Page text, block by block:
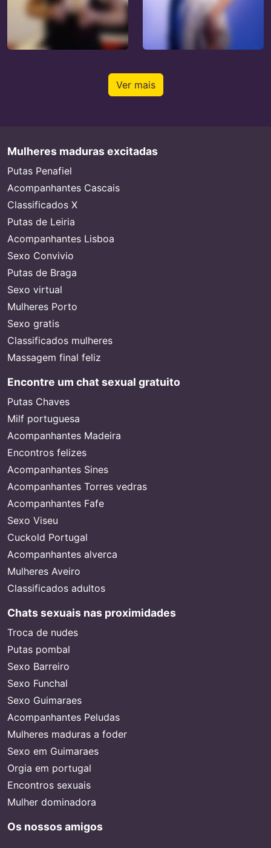
Ver mais
Mulheres maduras excitadas
Putas Penafiel
Acompanhantes Cascais
Classificados X
Putas de Leiria
Acompanhantes Lisboa
Sexo Convivio
Putas de Braga
Sexo virtual
Mulheres Porto
Sexo gratis
Classificados mulheres
Massagem final feliz
Encontre um chat sexual gratuito
Putas Chaves
Milf portuguesa
Acompanhantes Madeira
Encontros felizes
Acompanhantes Sines
Acompanhantes Torres vedras
Acompanhantes Fafe
Sexo Viseu
Cuckold Portugal
Acompanhantes alverca
Mulheres Aveiro
Classificados adultos
Chats sexuais nas proximidades
Troca de nudes
Putas pombal
Sexo Barreiro
Sexo Funchal
Sexo Guimaraes
Acompanhantes Peludas
Mulheres maduras a foder
Sexo em Guimaraes
Orgia em portugal
Encontros sexuais
Mulher dominadora
Os nossos amigos